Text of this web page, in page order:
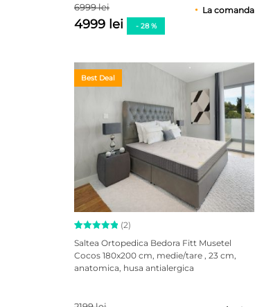
6999 lei
4999 lei - 28 %
La comanda
Best Deal
Evaluat la
5.00din
5 pe baza
a
2
evaluări
(2)
Saltea Ortopedica Bedora Fitt Musetel
Cocos 180x200 cm, medie/tare , 23 cm,
anatomica, husa antialergica